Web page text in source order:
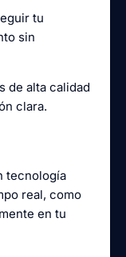
tu
sin
de alta calidad
clara.
tecnología
real, como
en tu